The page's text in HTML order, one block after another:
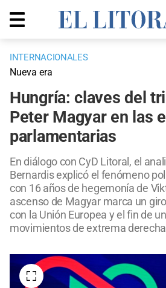
INTERNACIONALES
Nueva era
Hungría: claves del
Peter Magyar en las
parlamentarias
En diálogo con CyD Litoral, el
Bernardis explicó el fenómeno
con 16 años de hegemonía de
ascenso de Magyar marca un
con la Unión Europea y el fin de
movimientos de extrema